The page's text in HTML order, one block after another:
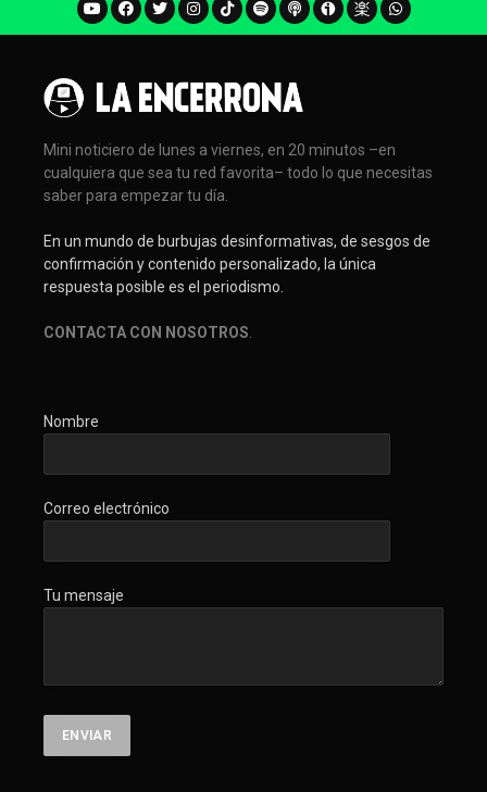
Mini noticiero de lunes a viernes, en 20 minutos –en
cualquiera que sea tu red favorita– todo lo que necesitas
saber para empezar tu día.
En un mundo de burbujas desinformativas, de sesgos de
confirmación y contenido personalizado, la única
respuesta posible es el periodismo.
CONTACTA CON NOSOTROS
Nombre
Correo electrónico
Tu mensaje